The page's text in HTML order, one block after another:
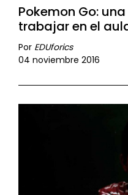
Pokemon Go:
trabajar en el
Por EDUforics
04 noviembre 2016